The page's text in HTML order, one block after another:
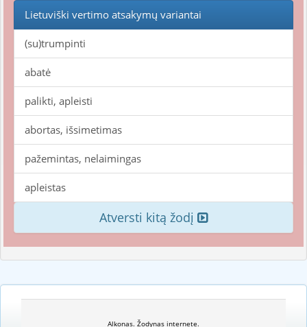
Lietuviški vertimo atsakymų variantai
(su)trumpinti
abatė
palikti, apleisti
abortas, išsimetimas
pažemintas, nelaimingas
apleistas
Atversti kitą žodį
Alkonas. Žodynas internete.